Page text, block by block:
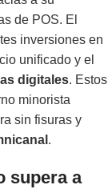
de POS. El
inversiones en
unificado y el
digitales. Estos
minorista
sin fisuras y
.
supera a